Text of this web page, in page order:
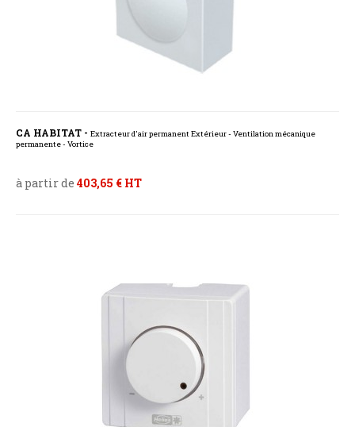
CA HABITAT - Extracteur d'air permanent Extérieur - Ventilation mécanique
permanente - Vortice
à partir de 403,65 € HT